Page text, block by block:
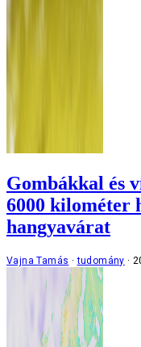
Gombákkal és
6000 kilométer
hangyavárat
Vajna Tamás tudomány